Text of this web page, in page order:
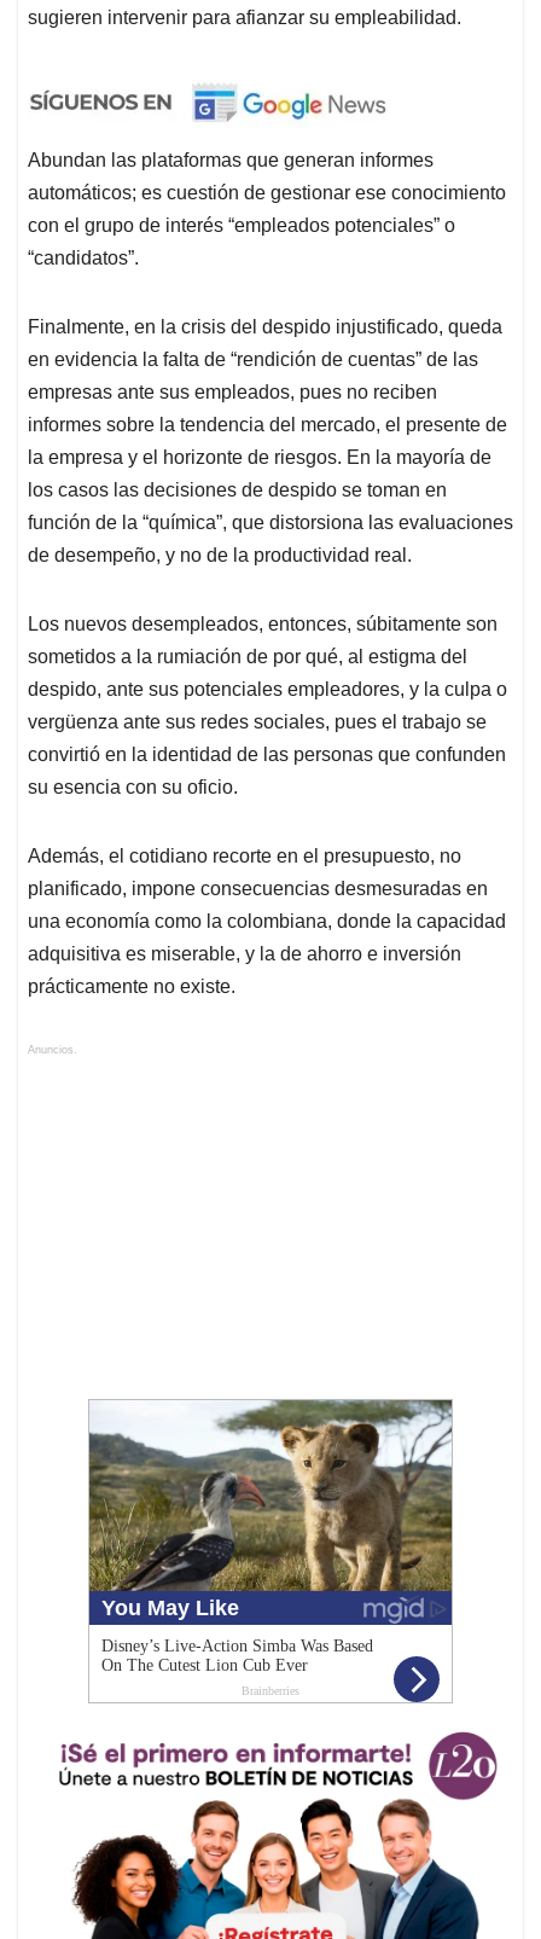
sugieren intervenir para afianzar su empleabilidad.
Abundan las plataformas que generan informes
automáticos; es cuestión de gestionar ese conocimiento
con el grupo de interés “empleados potenciales” o
“candidatos”.
Finalmente, en la crisis del despido injustificado, queda
en evidencia la falta de “rendición de cuentas” de las
empresas ante sus empleados, pues no reciben
informes sobre la tendencia del mercado, el presente de
la empresa y el horizonte de riesgos. En la mayoría de
los casos las decisiones de despido se toman en
función de la “química”, que distorsiona las evaluaciones
de desempeño, y no de la productividad real.
Los nuevos desempleados, entonces, súbitamente son
sometidos a la rumiación de por qué, al estigma del
despido, ante sus potenciales empleadores, y la culpa o
vergüenza ante sus redes sociales, pues el trabajo se
convirtió en la identidad de las personas que confunden
su esencia con su oficio.
Además, el cotidiano recorte en el presupuesto, no
planificado, impone consecuencias desmesuradas en
una economía como la colombiana, donde la capacidad
adquisitiva es miserable, y la de ahorro e inversión
prácticamente no existe.
Anuncios.